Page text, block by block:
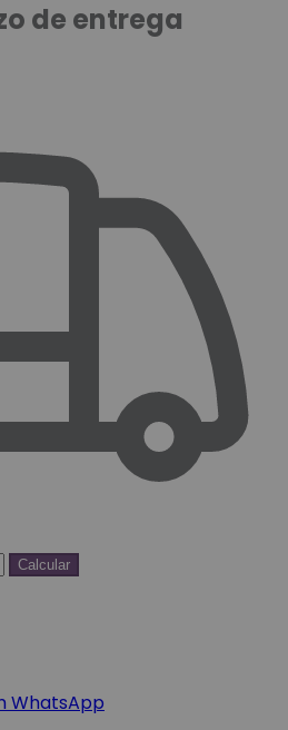
de entrega
Calcular
WhatsApp